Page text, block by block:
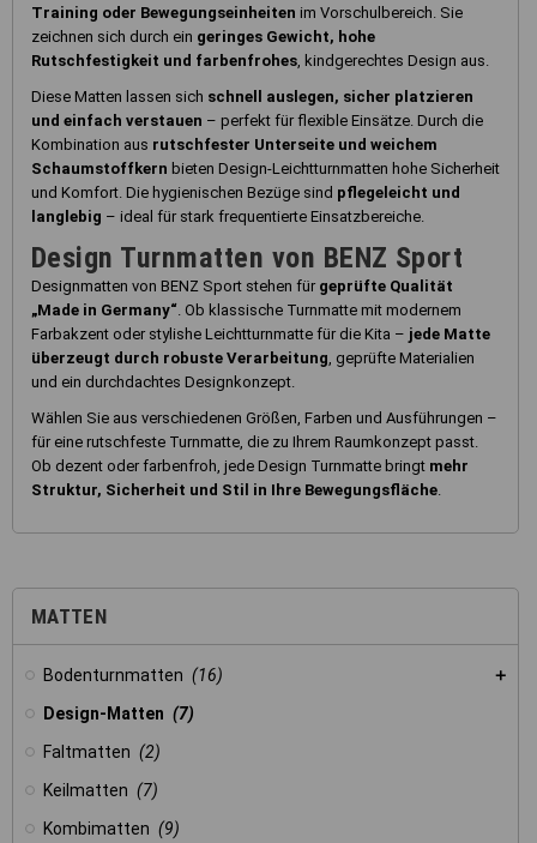
MATTEN
Bodenturnmatten (16)
Design-Matten (7)
Faltmatten (2)
Keilmatten (7)
Kombimatten (9)
Training oder Bewegungseinheiten im Vorschulbereich. Sie
zeichnen sich durch ein geringes Gewicht, hohe
Rutschfestigkeit und farbenfrohes, kindgerechtes Design aus.
Diese Matten lassen sich schnell auslegen, sicher platzieren
und einfach verstauen – perfekt für flexible Einsätze. Durch die
Kombination aus rutschfester Unterseite und weichem
Schaumstoffkern bieten Design-Leichtturnmatten hohe Sicherheit
und Komfort. Die hygienischen Bezüge sind pflegeleicht und
langlebig – ideal für stark frequentierte Einsatzbereiche.
Design Turnmatten von BENZ Sport
Designmatten von BENZ Sport stehen für geprüfte Qualität
„Made in Germany“. Ob klassische Turnmatte mit modernem
Farbakzent oder stylishe Leichtturnmatte für die Kita – jede Matte
überzeugt durch robuste Verarbeitung, geprüfte Materialien
und ein durchdachtes Designkonzept.
Wählen Sie aus verschiedenen Größen, Farben und Ausführungen –
für eine rutschfeste Turnmatte, die zu Ihrem Raumkonzept passt.
Ob dezent oder farbenfroh, jede Design Turnmatte bringt mehr
Struktur, Sicherheit und Stil in Ihre Bewegungsfläche.